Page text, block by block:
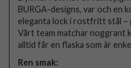
BURGA-designs, var och en
eleganta lock i rostfritt stål –
Vårt team matchar noggrant
alltid får en flaska som är
Ren smak: